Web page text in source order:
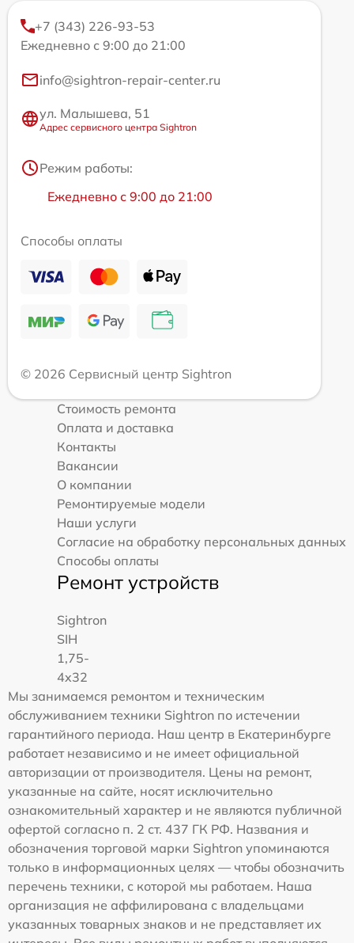
+7 (343) 226-93-53
Ежедневно с 9:00 до 21:00
info@sightron-repair-center.ru
ул. Малышева, 51
Адрес сервисного центра Sightron
Режим работы:
Ежедневно с 9:00 до 21:00
Способы оплаты
© 2026 Сервисный центр Sightron
Стоимость ремонта
Оплата и доставка
Контакты
Вакансии
О компании
Ремонтируемые модели
Наши услуги
Согласие на обработку персональных данных
Способы оплаты
Ремонт устройств
Sightron
SIH
1,75-
4x32
Мы занимаемся ремонтом и техническим
обслуживанием техники Sightron по истечении
гарантийного периода. Наш центр в Екатеринбурге
работает независимо и не имеет официальной
авторизации от производителя. Цены на ремонт,
указанные на сайте, носят исключительно
ознакомительный характер и не являются публичной
офертой согласно п. 2 ст. 437 ГК РФ. Названия и
обозначения торговой марки Sightron упоминаются
только в информационных целях — чтобы обозначить
перечень техники, с которой мы работаем. Наша
организация не аффилирована с владельцами
указанных товарных знаков и не представляет их